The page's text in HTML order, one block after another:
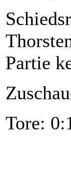
Partie
Tore: